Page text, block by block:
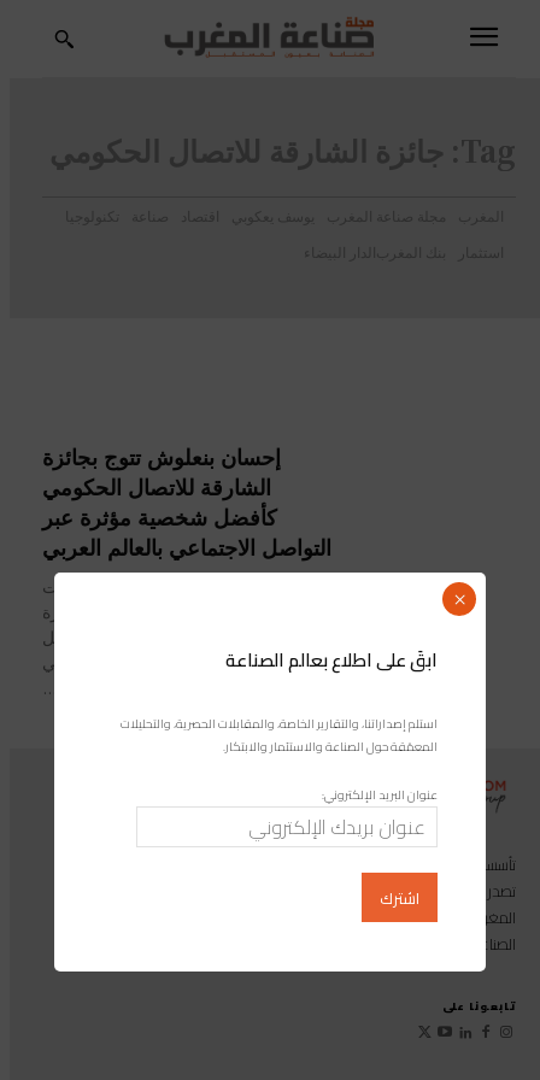
Tag: جائزة الشارقة للاتصال الحكومي
المغرب مجلة صناعة المغرب يوسف يعكوبي اقتصاد صناعة
تكنولوجيا
استثمار
بنك المغرب الدار البيضاء
إحسان بنعلوش تتوج بجائزة
الشارقة للاتصال الحكومي
كأفضل شخصية مؤثرة عبر
التواصل الاجتماعي بالعالم العربي
مجلة صناعة المغرب/ رشيد محموي توجت
اليوتوبرز المغربية ،إحسان بنعلوش، بجائزة
الشارقة للاتصال الحكومي في فئة "أفضل
شخصية مؤثرة عبر التواصل الاجتماعي
على مستوى الوطن...
تصدر المجلة الرائدة المخصصة للصناعة والاستثمار والابتكار: مجلة «صناعة
المغرب»، بالإضافة إلى أول منصة رقمية موجهة لخدمة المهنيين في القطاع
الصناعي.
تابعونا على
ابقَ على اطلاع بعالم الصناعة
استلم إصداراتنا، والتقارير الخاصة، والمقابلات الحصرية، والتحليلات
المعمّقة حول الصناعة والاستثمار والابتكار.
عنوان البريد الإلكتروني:
×